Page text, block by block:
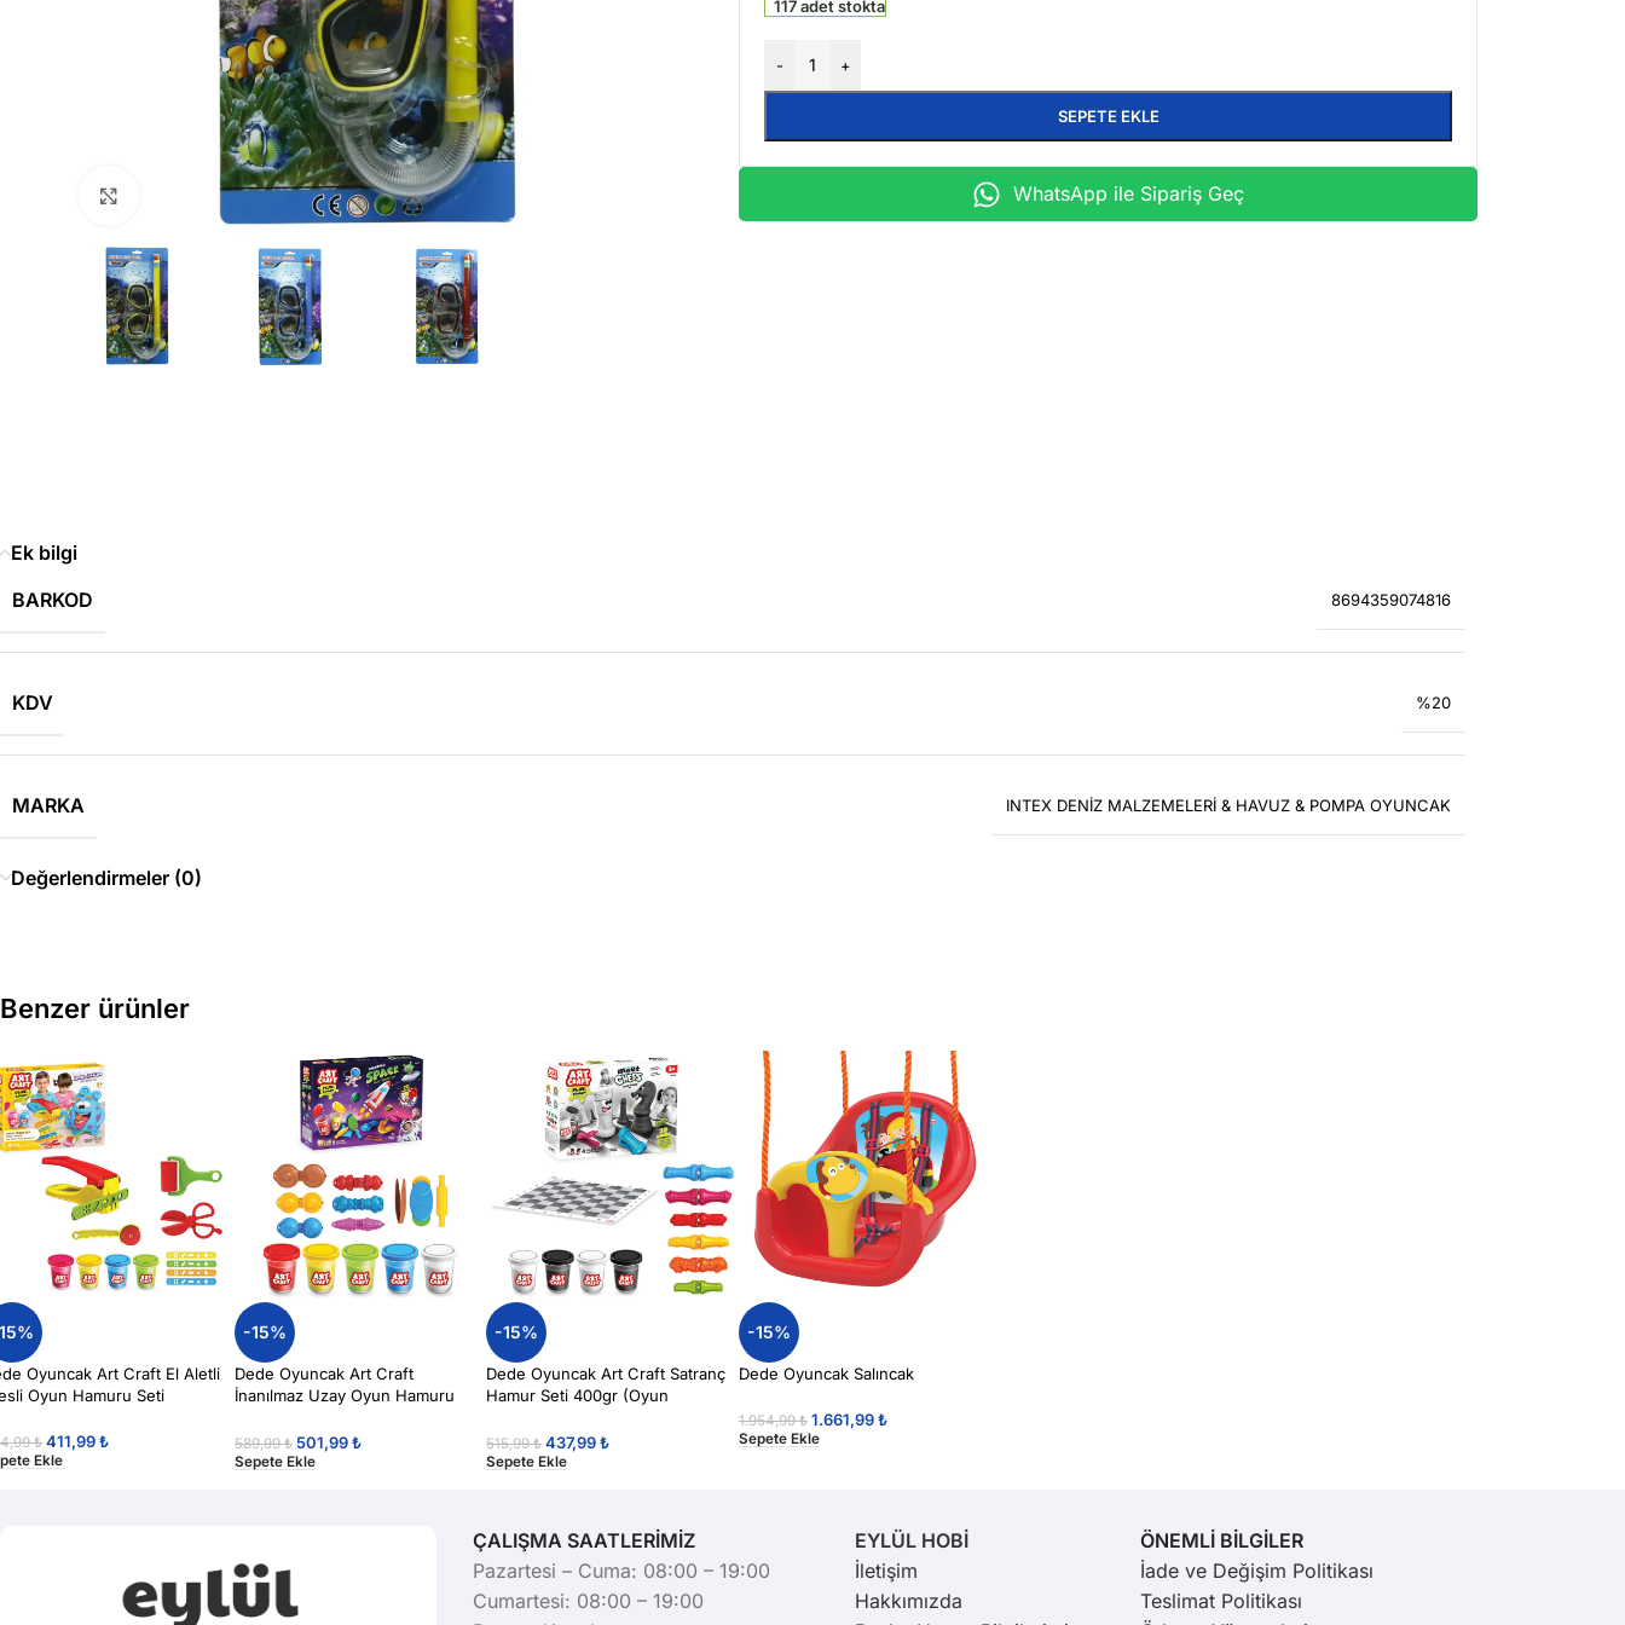
Büyütmek için tıklayın
117 adet stokta
- +
SEPETE EKLE
WhatsApp ile Sipariş Geç
Ek bilgi
BARKOD
8694359074816
KDV %20
MARKA INTEX DENİZ MALZEMELERİ & HAVUZ & POMPA OYUNCAK
Değerlendirmeler (0)
Benzer ürünler
Oyuncak Art Craft El Aletli
Oyun Hamuru Seti
₺ 411,99₺
Ekle
-15%
Dede Oyuncak Art Craft
İnanılmaz Uzay Oyun Hamuru
589,99₺ 501,99₺
Sepete Ekle
-15%
Dede Oyuncak Art Craft Satranç
Hamur Seti 400gr (Oyun
515,99₺ 437,99₺
Sepete Ekle
-15%
Dede Oyuncak Salıncak
1.954,99₺ 1.661,99₺
Sepete Ekle
ÇALIŞMA SAATLERİMİZ
Pazartesi – Cuma: 08:00 – 19:00
Cumartesi: 08:00 – 19:00
EYLÜL HOBİ
İletişim
Hakkımızda
ÖNEMLİ BİLGİLER
İade ve Değişim Politikası
Teslimat Politikası